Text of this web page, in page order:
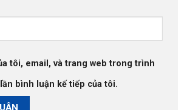
tôi, email, và trang web trong trình
bình luận kế tiếp của tôi.